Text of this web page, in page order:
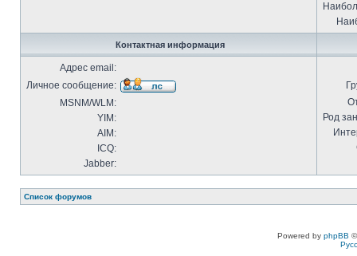
Контактная информация
Адрес email:
Личное сообщение:
MSNM/WLM:
YIM:
AIM:
ICQ:
Jabber:
Род
Список форумов
Powered by phpBB